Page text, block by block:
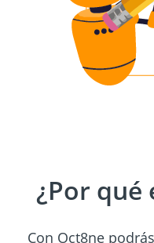
¿Por qué
Con Oct8ne